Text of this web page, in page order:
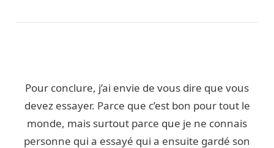
Pour conclure, j’ai envie de vous dire que vous
devez essayer. Parce que c’est bon pour tout le
monde, mais surtout parce que je ne connais
personne qui a essayé qui a ensuite gardé son